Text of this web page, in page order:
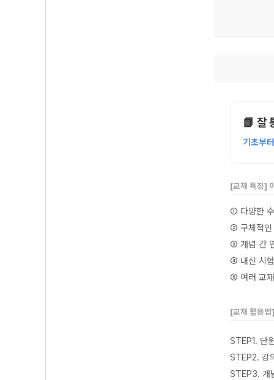
📗 잘
기초부
[교재 특징]
① 다양한
② 구체적인
③ 개념 간
④ 내신 시
⑤ 여러 교
[교재 활용법
STEP1. 단
STEP2. 강
STEP3. 개